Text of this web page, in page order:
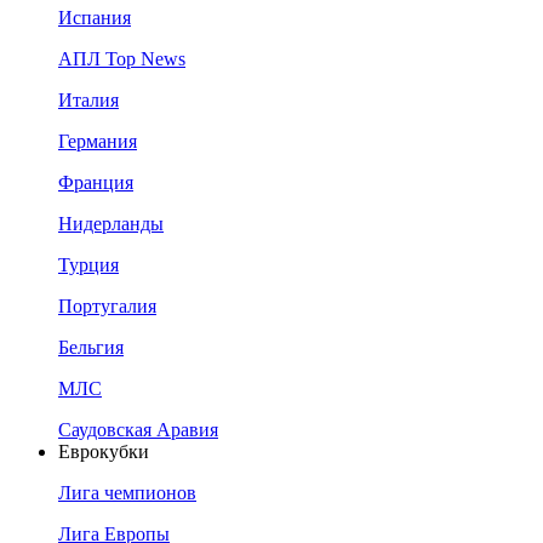
Испания
АПЛ Top News
Италия
Германия
Франция
Нидерланды
Турция
Португалия
Бельгия
МЛС
Саудовская Аравия
Еврокубки
Лига чемпионов
Лига Европы